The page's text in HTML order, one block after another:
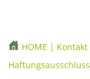
HOME | Kontakt
Haftungsausschluss